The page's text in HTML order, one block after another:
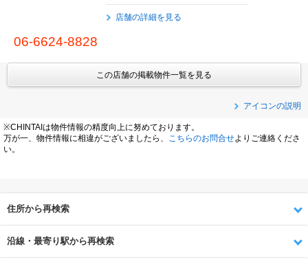
店舗の詳細を見る
06-6624-8828
この店舗の掲載物件一覧を見る
アイコンの説明
※CHINTAIは物件情報の精度向上に努めております。
万が一、物件情報に相違がございましたら、
こちらのお問合せよりご連絡くださ
い。
住所から再検索
沿線・最寄り駅から再検索